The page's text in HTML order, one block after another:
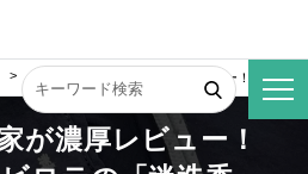
女子大生の登山家が濃厚レビュー！山でも
が濃厚レビュー！